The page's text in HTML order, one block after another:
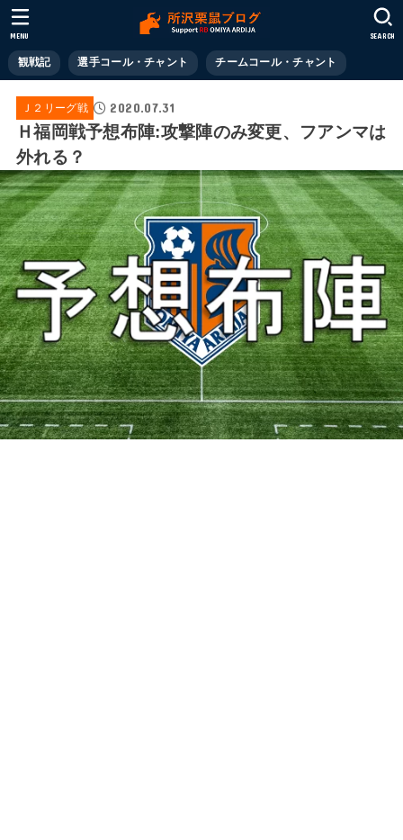
観戦記 選手コール・チャント チームコール・チャント
SEARCH
MENU
Ｊ２リーグ戦 2020.07.31
Ｈ福岡戦予想布陣:攻撃陣のみ変更、フアンマは
外れる？